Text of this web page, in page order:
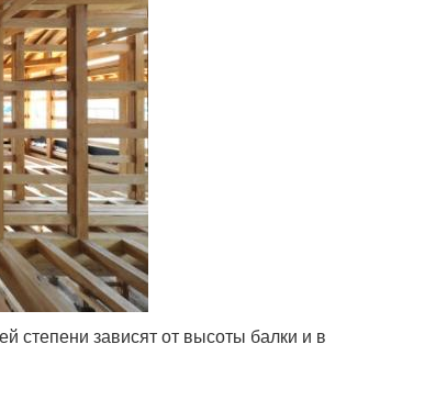
степени зависят от высоты балки и в